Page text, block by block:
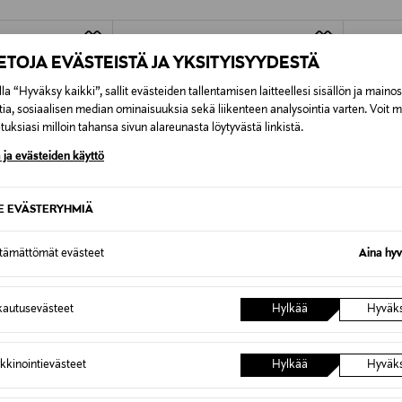
EVÄSTEISTÄ JA YKSITYISYYDESTÄ
“Hyväksy kaikki”, sallit evästeiden tallentamisen laitteellesi sisällön ja
sosiaalisen median ominaisuuksia sekä liikenteen analysointia varten. Voit
milloin tahansa sivun alareunasta löytyvästä linkistä.
ja evästeiden käyttö
EVÄSTERYHMIÄ
evästeet Aina
Hylkää
Hylkää
Alk. 6,90 €, kun toimitus on
ALE –63%
Juicy Elastic Lounge -setti 2-osainen
ALE